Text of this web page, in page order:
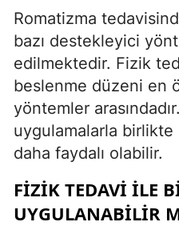
Romatizma
bazı destekleyici
edilmektedir. Fizik
beslenme düzeni en
yöntemler
uygulamalarla
daha faydalı olabilir.
FIZIK TEDAVI İLE
UYGULANABILIR